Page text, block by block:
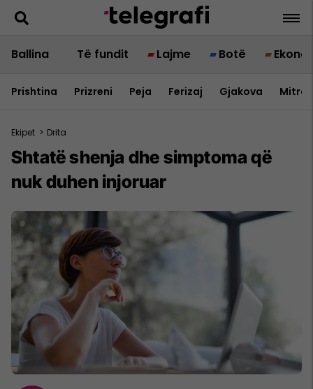
Ballina Të fundit Lajme Botë
Prishtina Prizreni Peja Ferizaj Gjakova
Ekipet > Drita
Shtatë shenja dhe simptoma që
nuk duhen injoruar